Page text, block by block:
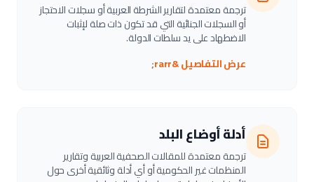
ترجمة معتمدة لتقارير الشرطة العربية أو سجلات الاحتجاز
أو السجلات الجنائية التي قد تكون ذات صلة لإثبات
الاضطهاد على يد سلطات الدولة.
عرض التفاصيل &rarr;
أدلة أوضاع البلد
ترجمة معتمدة للمقالات الصحفية العربية وتقارير
المنظمات غير الحكومية أو أي أدلة وثائقية أخرى حول